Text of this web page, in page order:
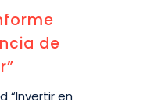
de
“Invertir en